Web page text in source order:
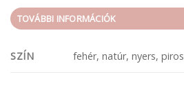
TOVÁBBI INFORMÁCIÓK
SZÍN fehér, natúr, nyers, piros